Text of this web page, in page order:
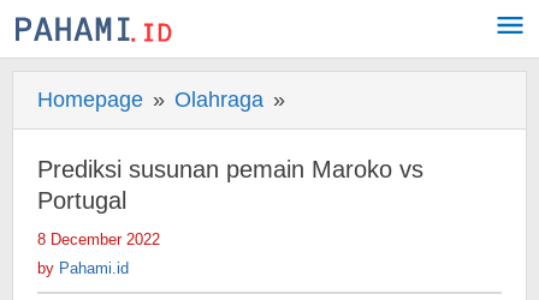
Skip
to
Homepage » Olahraga »
susunan
pemain
Prediksi susunan pemain Maroko vs
Portugal
8 December 2022
by Pahami.id